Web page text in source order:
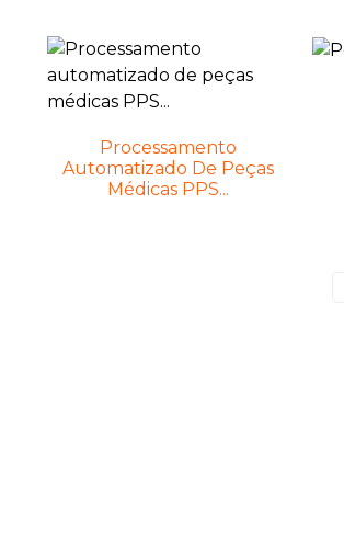
Processamento
Automatizado De Peças
Médicas PPS...